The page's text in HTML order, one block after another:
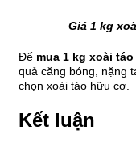
Giá 1 kg
Để mua 1 kg xoài táo
quả căng bóng, nặng
chọn xoài táo hữu cơ.
Kết luận